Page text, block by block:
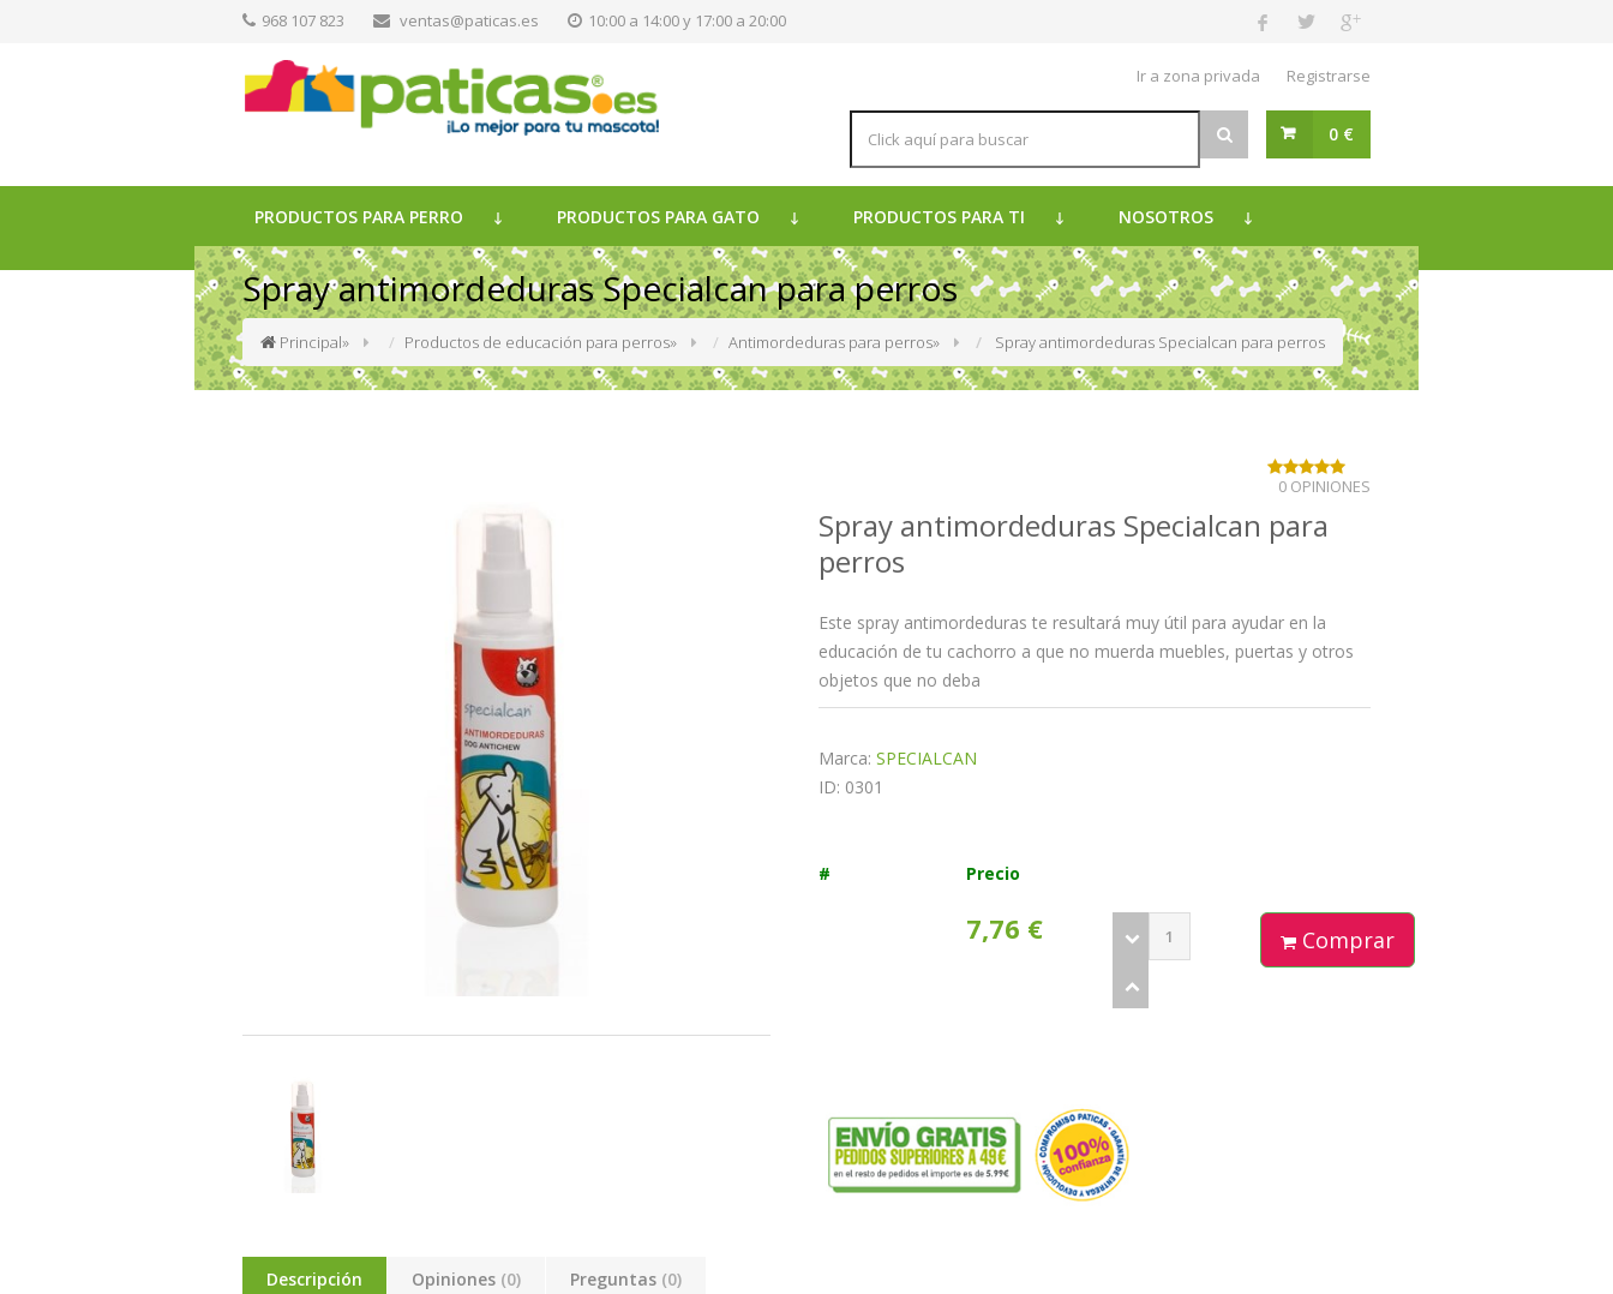
968 107 823 ventas@paticas.es 10:00 a 14:00 y 17:00 a 20:00
Ir a zona privada Registrarse
0 €
PRODUCTOS PARA PERRO PRODUCTOS PARA GATO PRODUCTOS PARA TI NOSOTROS
Spray antimordeduras Specialcan para perros
Principal» Productos de educación para perros» Antimordeduras para perros» Spray antimordeduras Specialcan para perros
Spray antimordeduras Specialcan para
perros
0 OPINIONES
Este spray antimordeduras te resultará muy útil para ayudar en la
educación de tu cachorro a que no muerda muebles, puertas y otros
objetos que no deba
Marca: SPECIALCAN
ID: 0301
# Precio
7,76 € Comprar
Descripción Opiniones (0) Preguntas (0)